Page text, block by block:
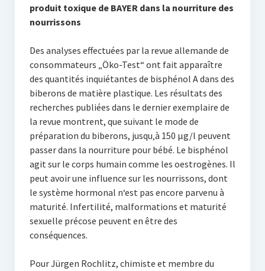
produit toxique de BAYER dans la nourriture des
nourrissons
Des analyses effectuées par la revue allemande de
consommateurs „Öko-Test“ ont fait apparaître
des quantités inquiétantes de bisphénol A dans des
biberons de matière plastique. Les résultats des
recherches publiées dans le dernier exemplaire de
la revue montrent, que suivant le mode de
préparation du biberons, jusqu‚à 150 µg/l peuvent
passer dans la nourriture pour bébé. Le bisphénol
agit sur le corps humain comme les oestrogènes. Il
peut avoir une influence sur les nourrissons, dont
le système hormonal n‘est pas encore parvenu à
maturité. Infertilité, malformations et maturité
sexuelle précose peuvent en être des
conséquences.
Pour Jürgen Rochlitz, chimiste et membre du